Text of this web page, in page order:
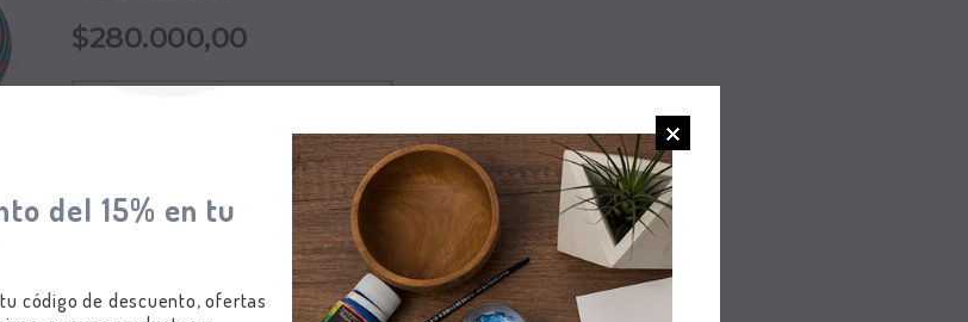
$280.000,00
del 15% en tu
código de descuento, ofertas